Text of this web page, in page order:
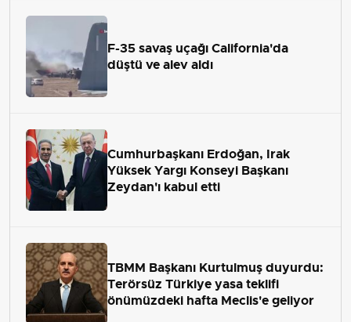
F-35 savaş uçağı California'da
düştü ve alev aldı
Cumhurbaşkanı Erdoğan, Irak
Yüksek Yargı Konseyi Başkanı
Zeydan'ı kabul etti
TBMM Başkanı Kurtulmuş duyurdu:
Terörsüz Türkiye yasa teklifi
önümüzdeki hafta Meclis'e geliyor